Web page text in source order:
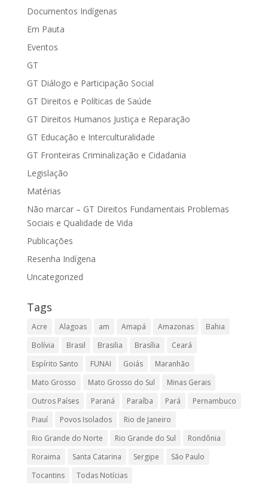
Documentos Indígenas
Em Pauta
Eventos
GT
GT Diálogo e Participação Social
GT Direitos e Políticas de Saúde
GT Direitos Humanos Justiça e Reparação
GT Educação e Interculturalidade
GT Fronteiras Criminalização e Cidadania
Legislação
Matérias
Não marcar – GT Direitos Fundamentais Problemas
Sociais e Qualidade de Vida
Publicações
Resenha Indígena
Uncategorized
Tags
Acre Alagoas am Amapá Amazonas
Bahia
Bolívia
Brasil Brasilia Brasília
Ceará
Espírito Santo
FUNAI Goiás
Maranhão
Mato Grosso
Mato Grosso do Sul
Minas Gerais
Outros Países
Paraná Paraíba Pará
Pernambuco
Piauí
Povos Isolados
Rio de Janeiro
Rio Grande do Norte
Rio Grande do Sul
Rondônia
Roraima
Santa Catarina Sergipe
São Paulo
Tocantins
Todas Notícias